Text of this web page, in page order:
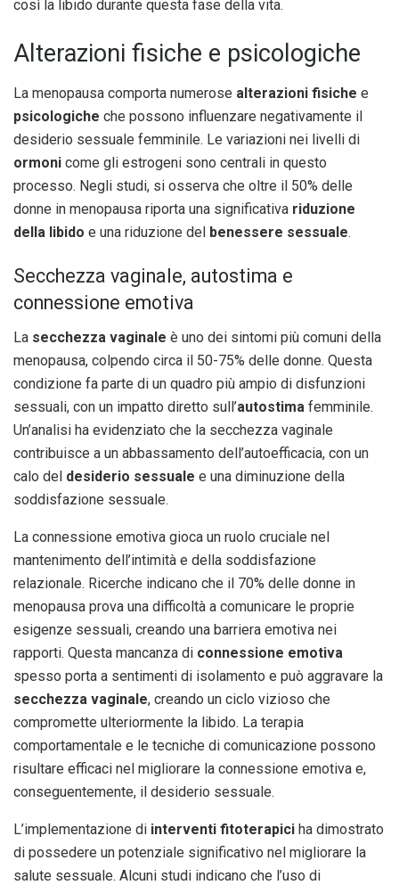
così la libido durante questa fase della vita.
Alterazioni fisiche e psicologiche
La menopausa comporta numerose alterazioni fisiche e
psicologiche che possono influenzare negativamente il
desiderio sessuale femminile. Le variazioni nei livelli di
ormoni come gli estrogeni sono centrali in questo
processo. Negli studi, si osserva che oltre il 50% delle
donne in menopausa riporta una significativa riduzione
della libido e una riduzione del benessere sessuale.
Secchezza vaginale, autostima e
connessione emotiva
La secchezza vaginale è uno dei sintomi più comuni della
menopausa, colpendo circa il 50-75% delle donne. Questa
condizione fa parte di un quadro più ampio di disfunzioni
sessuali, con un impatto diretto sull’autostima femminile.
Un’analisi ha evidenziato che la secchezza vaginale
contribuisce a un abbassamento dell’autoefficacia, con un
calo del desiderio sessuale e una diminuzione della
soddisfazione sessuale.
La connessione emotiva gioca un ruolo cruciale nel
mantenimento dell’intimità e della soddisfazione
relazionale. Ricerche indicano che il 70% delle donne in
menopausa prova una difficoltà a comunicare le proprie
esigenze sessuali, creando una barriera emotiva nei
rapporti. Questa mancanza di connessione emotiva
spesso porta a sentimenti di isolamento e può aggravare la
secchezza vaginale, creando un ciclo vizioso che
compromette ulteriormente la libido. La terapia
comportamentale e le tecniche di comunicazione possono
risultare efficaci nel migliorare la connessione emotiva e,
conseguentemente, il desiderio sessuale.
L’implementazione di interventi fitoterapici ha dimostrato
di possedere un potenziale significativo nel migliorare la
salute sessuale. Alcuni studi indicano che l’uso di